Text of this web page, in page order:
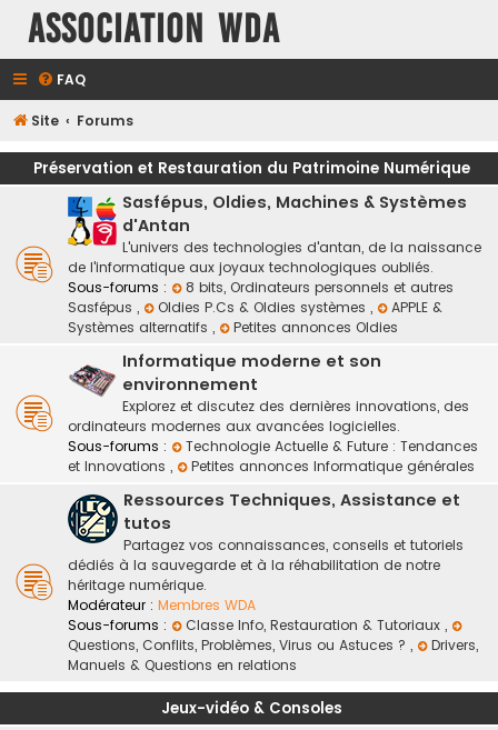
Association WDA
FAQ
Site Forums
Préservation et Restauration du Patrimoine Numérique
Sasfépus, Oldies, Machines & Systèmes
d'Antan
L'univers des technologies d'antan, de la naissance
de l'informatique aux joyaux technologiques oubliés.
Sous-forums :
8 bits, Ordinateurs personnels et autres
Sasfépus , Oldies P.Cs & Oldies systèmes ,
APPLE &
Systèmes alternatifs , Petites annonces Oldies
Informatique moderne et son
environnement
Explorez et discutez des dernières innovations, des
ordinateurs modernes aux avancées logicielles.
Sous-forums :
Technologie Actuelle & Future : Tendances
et Innovations , Petites annonces Informatique générales
Ressources Techniques, Assistance et
tutos
Partagez vos connaissances, conseils et tutoriels
dédiés à la sauvegarde et à la réhabilitation de notre
héritage numérique.
Modérateur : Membres WDA
Sous-forums :
Classe Info, Restauration & Tutoriaux ,
Questions, Conflits, Problèmes, Virus ou Astuces ? ,
Drivers,
Manuels & Questions en relations
Jeux-vidéo & Consoles